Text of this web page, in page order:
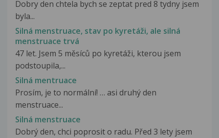
Dobry den chtela bych se zeptat pred 8 tydny jsem
byla...
Silná menstruace, stav po kyretáži, ale silná
menstruace trvá
47 let. Jsem 5 měsíců po kyretáži, kterou jsem
podstoupila,...
Silná mentruace
Prosím, je to normální! … asi druhý den
menstruace...
Silná menstruace
Dobrý den, chci poprosit o radu. Před 3 lety jsem